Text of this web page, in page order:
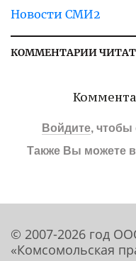
Новости СМИ2
КОММЕНТАРИИ
Войдите, чтобы
Также Вы можете
© 2007-2026 год
«Комсомольская